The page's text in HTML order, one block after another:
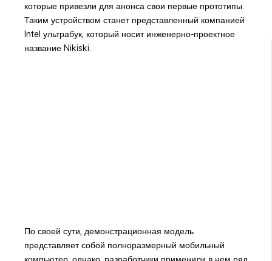
которые привезли для анонса свои первые прототипы.
Таким устройством станет представленный компанией
Intel ультрабук, который носит инженерно-проектное
название Nikiski.
По своей сути, демонстрационная модель
представляет собой полноразмерный мобильный